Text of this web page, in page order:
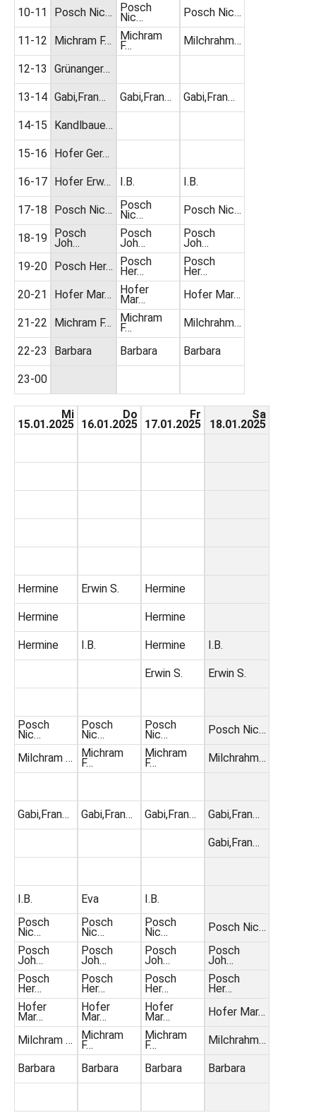
10-11
11-12
12-13
13-14
14-15
15-16
16-17
17-18
18-19
19-20
20-21
21-22
22-23
23-00
Posch Nic…
Michram F…
Grünanger…
Gabi,Fran…
Kandlbaue…
Hofer Ger…
Hofer Erw…
Posch Nic…
Posch
Joh…
Posch Her…
Hofer Mar…
Michram F…
Barbara
Posch
Nic…
Michram
F…
Gabi,Fran…
I.B.
Posch
Nic…
Posch
Joh…
Posch
Her…
Hofer
Mar…
Michram
F…
Barbara
Posch Nic…
Milchrahm…
Gabi,Fran…
I.B.
Posch Nic…
Posch
Joh…
Posch
Her…
Hofer Mar…
Milchrahm…
Barbara
Mi
15.01.2025
Hermine
Hermine
Hermine
Posch
Nic…
Milchram …
Gabi,Fran…
I.B.
Posch
Nic…
Posch
Joh…
Posch
Her…
Hofer
Mar…
Milchram …
Barbara
Do
16.01.2025
Erwin S.
I.B.
Posch
Nic…
Michram
F…
Gabi,Fran…
Eva
Posch
Nic…
Posch
Joh…
Posch
Her…
Hofer
Mar…
Michram
F…
Barbara
Fr
17.01.2025
Hermine
Hermine
Hermine
Erwin S.
Posch
Nic…
Michram
F…
Gabi,Fran…
I.B.
Posch
Nic…
Posch
Joh…
Posch
Her…
Hofer
Mar…
Michram
F…
Barbara
Sa
18.01.2025
I.B.
Erwin S.
Posch Nic…
Milchrahm…
Gabi,Fran…
Gabi,Fran…
Posch Nic…
Posch
Joh…
Posch
Her…
Hofer Mar…
Milchrahm…
Barbara